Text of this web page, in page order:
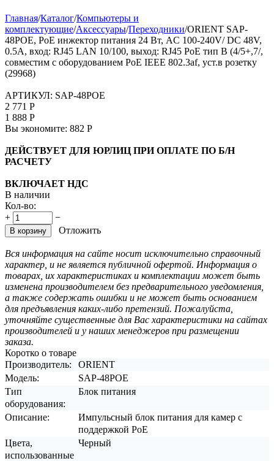
Главная/Каталог/Компьютеры и
комплектующие/Аксессуары/Переходники/ORIENT SAP-
48POE, PoE инжектор питания 24 Вт, AC 100-240V/ DC 48V,
0.5A, вход: RJ45 LAN 10/100, выход: RJ45 PoE тип B (4/5+,7/,
совместим с оборудованием PoE IEEE 802.3af, уст.в розетку
(29968)
АРТИКУЛ: SAP-48POE
2 771 Р
1 888 Р
Вы экономите: 882 Р
ДЕЙСТВУЕТ ДЛЯ ЮРЛИЦ ПРИ ОПЛАТЕ ПО Б/Н
РАСЧЕТУ
ВКЛЮЧАЕТ НДС
В наличии
Кол-во:
+
−
В корзину Отложить
Вся информация на сайте носит исключительно справочный
характер, и не является публичной офертой. Информация о
товарах, их характеристиках и комплектации может быть
изменена производителем без предварительного уведомления,
а также содержать ошибки и не может быть основанием
для предъявления каких-либо претензий. Пожалуйста,
уточняйте существенные для Вас характеристики на сайтах
производителей и у наших менеджеров при размещении
заказа.
Коротко о товаре
Производитель:
ORIENT
Модель:
SAP-48POE
Тип
оборудования:
Блок питания
Описание:
Импульсный блок питания для камер с
поддержкой PoE
Цвета,
использованные
Черный